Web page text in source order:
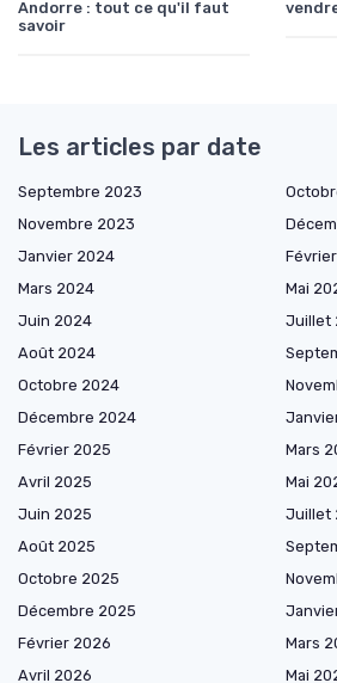
Andorre : tout ce qu'il faut
savoir
Les articles par date
Septembre 2023
Novembre 2023
Janvier 2024
Mars 2024
Mai
Juin 2024
Juillet
Août 2024
Octobre 2024
Décembre 2024
Février 2025
Mars
Avril 2025
Mai
Juin 2025
Juillet
Août 2025
Octobre 2025
Décembre 2025
Février 2026
Mars
Avril 2026
Mai